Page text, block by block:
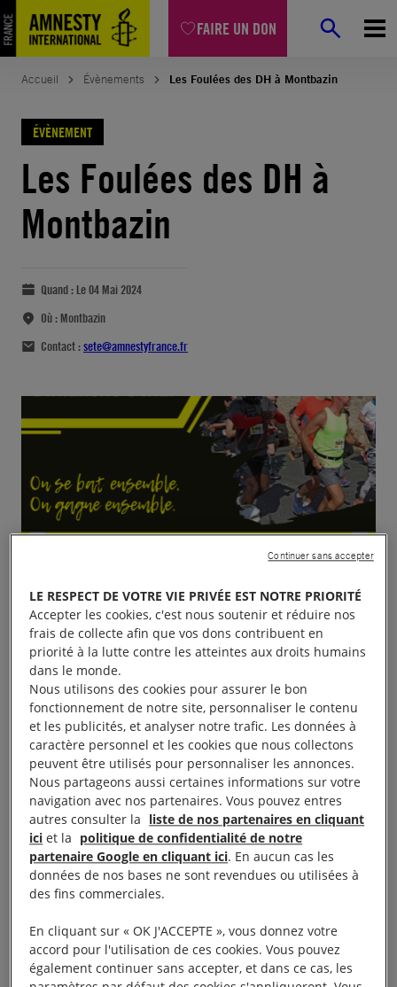
FAIRE UN DON
Accueil Évènements Les Foulées des DH à Montbazin
ÉVÈNEMENT
Les Foulées des DH à
Montbazin
Quand : Le 04 Mai 2024
Où : Montbazin
Contact :sete@amnestyfrance.fr
Les Foulées des Droits de l’Homme Événement
sportif de 9H à 14H, Groupe scolaire rue de Valfalis
à Montbazin (34560)
Amnesty International organise le dimanche 5 mai
matin à Montbazin une course en faveur de la
protection des Droits de l’Homme. Pour cette
LE RESPECT DE VOTRE VIE PRIVÉE EST NOTRE PRIORITÉ
Accepter les cookies, c'est nous soutenir et réduire nos
frais de collecte afin que vos dons contribuent en
priorité à la lutte contre les atteintes aux droits humains
dans le monde.
Nous utilisons des cookies pour assurer le bon
fonctionnement de notre site, personnaliser le contenu
et les publicités, et analyser notre trafic. Les données à
caractère personnel et les cookies que nous collectons
peuvent être utilisés pour personnaliser les annonces.
Nous partageons aussi certaines informations sur votre
navigation avec nos partenaires. Vous pouvez entres
autres consulter la liste de nos partenaires en cliquant
ici et la politique de confidentialité de notre
partenaire Google en cliquant ici. En aucun cas les
données de nos bases ne sont revendues ou utilisées à
des fins commerciales.
En cliquant sur « OK J'ACCEPTE », vous donnez votre
accord pour l'utilisation de ces cookies. Vous pouvez
également continuer sans accepter, et dans ce cas, les
Continuer sans accepter